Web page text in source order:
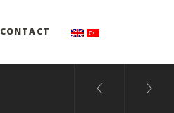
CONTACT